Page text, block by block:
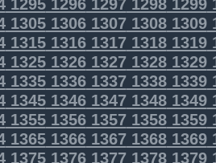
13051306130713081309
13151316131713181319
13251326132713281329
13351336133713381339
13451346134713481349
13551356135713581359
13651366136713681369
13751376137713781379